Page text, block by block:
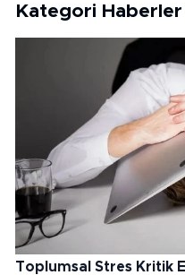
Kategori Haberler
Toplumsal Stres Kritik